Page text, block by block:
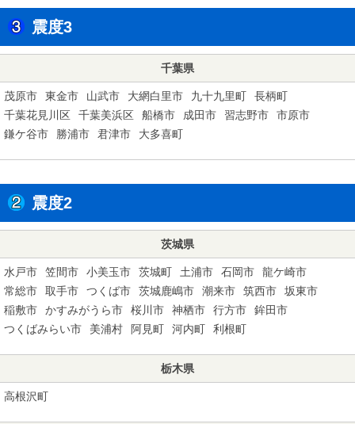
震度3
千葉県
茂原市 東金市 山武市 大網白里市 九十九里町
長柄町
千葉花見川区
千葉美浜区 船橋市 成田市 習志野市
市原市
鎌ケ谷市
勝浦市 君津市 大多喜町
震度2
茨城県
水戸市 笠間市 小美玉市 茨城町 土浦市 石岡市
龍ケ崎市
常総市
取手市 つくば市 茨城鹿嶋市 潮来市 筑西市
坂東市
稲敷市
かすみがうら市 桜川市 神栖市 行方市
鉾田市
つくばみらい市
美浦村 阿見町 河内町 利根町
栃木県
高根沢町